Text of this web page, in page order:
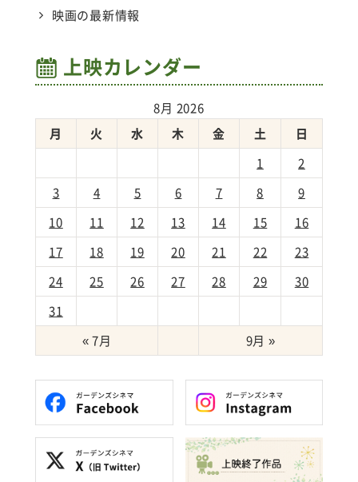
映画の最新情報
上映カレンダー
8月 2026
月
火 水 木 金 土
日
1
2
3
4 5 6 7 8
9
10
11 12 13 14 15
16
17
18 19 20 21 22
23
24
25 26 27 28 29
30
31
« 7月
9月 »